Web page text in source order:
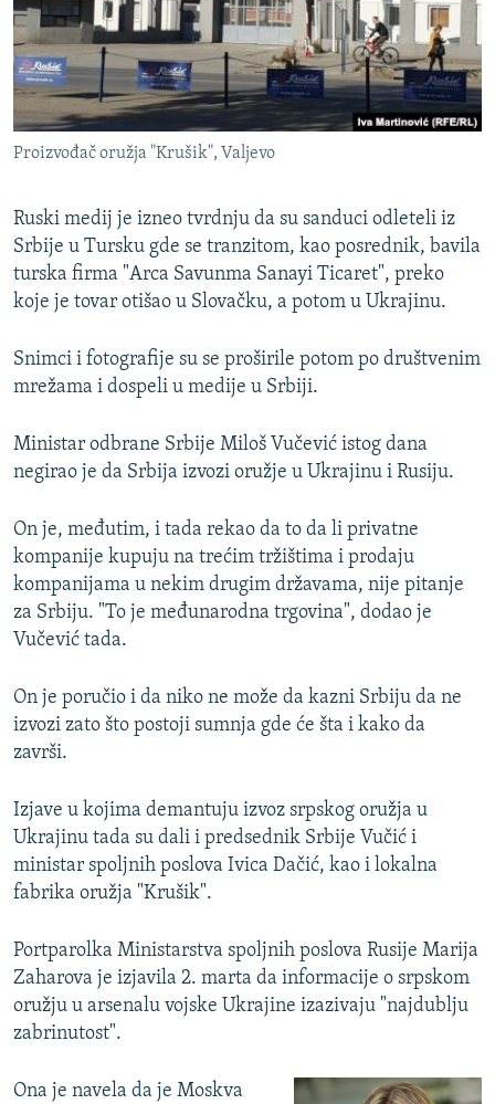
Proizvođač oružja "Krušik", Valjevo
Ruski medij je izneo tvrdnju da su sanduci odleteli iz
Srbije u Tursku gde se tranzitom, kao posrednik, bavila
turska firma "Arca Savunma Sanayi Ticaret", preko
koje je tovar otišao u Slovačku, a potom u Ukrajinu.
Snimci i fotografije su se proširile potom po društvenim
mrežama i dospeli u medije u Srbiji.
Ministar odbrane Srbije Miloš Vučević istog dana
negirao je da Srbija izvozi oružje u Ukrajinu i Rusiju.
On je, međutim, i tada rekao da to da li privatne
kompanije kupuju na trećim tržištima i prodaju
kompanijama u nekim drugim državama, nije pitanje
za Srbiju. "To je međunarodna trgovina", dodao je
Vučević tada.
On je poručio i da niko ne može da kazni Srbiju da ne
izvozi zato što postoji sumnja gde će šta i kako da
završi.
Izjave u kojima demantuju izvoz srpskog oružja u
Ukrajinu tada su dali i predsednik Srbije Vučić i
ministar spoljnih poslova Ivica Dačić, kao i lokalna
fabrika oružja "Krušik".
Portparolka Ministarstva spoljnih poslova Rusije Marija
Zaharova je izjavila 2. marta da informacije o srpskom
oružju u arsenalu vojske Ukrajine izazivaju "najdublju
zabrinutost".
Ona je navela da je Moskva